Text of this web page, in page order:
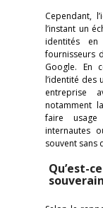
Cependant,
l’instant un
identités
fournisseurs
Google. En
l’identité des
entreprise
notamment
faire usage
internautes
souvent sans
Qu’est-